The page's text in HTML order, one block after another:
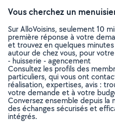
Vous cherchez un
Sur AlloVoisins, seulement 10
première réponse à votre
et trouvez en quelques
autour de chez vous, pour
- huisserie - agencement
Consultez les profils des
particuliers, qui vous ont
réalisation, expertises, avis :
votre demande et à votre
Conversez ensemble depuis la
des échanges sécurisés et
intégrés.